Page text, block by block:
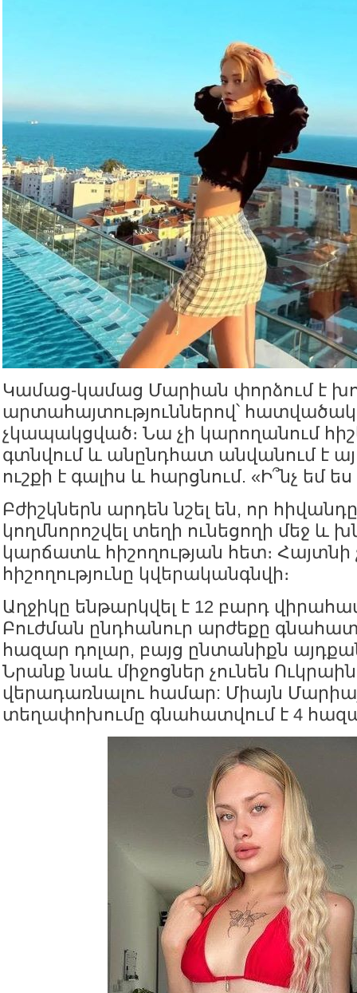
Կամաց-կամաց Մարիան փորձում է
արտահայտություններով՝
չկապակցված։ Նա չի կարողանում
գտնվում և անընդհատ անվանում է
ուշքի է գալիս և հարցնում. «Ի՞նչ եմ
Բժիշկներն արդեն նշել են, որ
կողմնորոշվել տեղի ունեցողի մեջ և
կարճատև հիշողության հետ։ Հայտնի
հիշողությունը կվերականգնվի։
Աղջիկը ենթարկվել է 12 բարդ
Բուժման ընդհանուր արժեքը
հազար դոլար, բայց ընտանիքն
Նրանք նաև միջոցներ չունեն
վերադառնալու համար: Միայն
տեղափոխումը գնահատվում է 4